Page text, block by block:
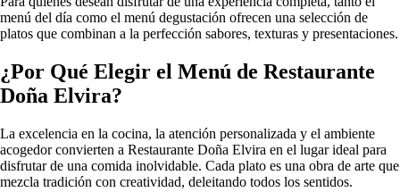
menú del día como el menú degustación ofrecen una selección de
platos que combinan a la perfección sabores, texturas y presentaciones.
¿Por Qué Elegir el Menú de Restaurante
Doña Elvira?
La excelencia en la cocina, la atención personalizada y el ambiente
acogedor convierten a Restaurante Doña Elvira en el lugar ideal para
disfrutar de una comida inolvidable. Cada plato es una obra de arte que
mezcla tradición con creatividad, deleitando todos los sentidos.